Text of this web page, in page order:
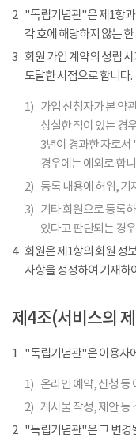
2 "독립기념관"은 제1항과
각 호에 해당하지 않는
3 회원 가입 계약의 성립
도달한 시점으로 합니다.
1) 가입 신청자가 본 약
상실한 적이 있는 경
3년이 경과한 자로서
경우에는 예외로 합
2) 등록 내용에 허위, 기
3) 기타 회원으로 등록
있다고 판단되는 경우
4
회원은 제1항의 회원 정
사항을 정정하여 기재하
제4조(서비스의
1 "독립기념관"은 이용자
1) 온라인 예약, 신청 등
2) 게시물 작성, 제안 등
2 "독립기념관"은 그 변경